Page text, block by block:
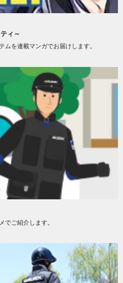
ィ～
ムを連載マンガでお届けします。
でご紹介します。